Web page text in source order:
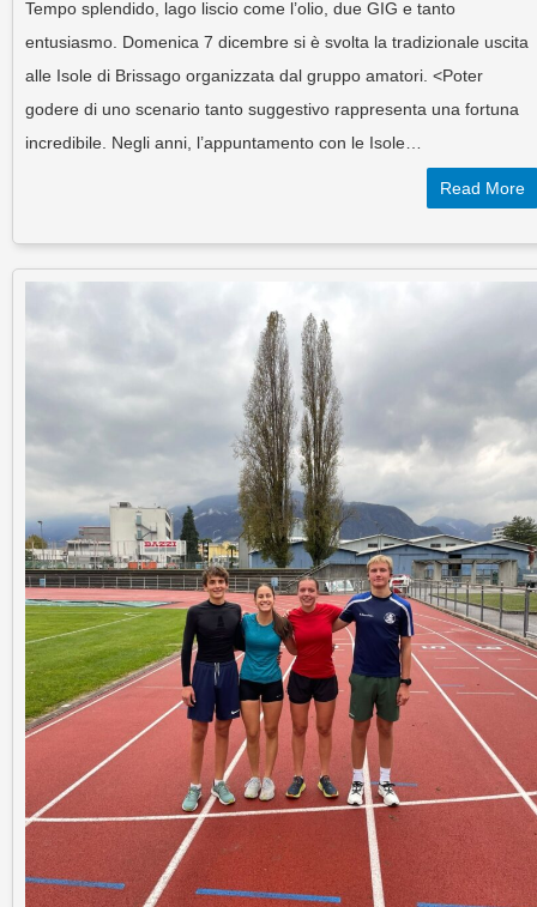
Tempo splendido, lago liscio come l’olio, due GIG e tanto
entusiasmo. Domenica 7 dicembre si è svolta la tradizionale uscita
alle Isole di Brissago organizzata dal gruppo amatori. <Poter
godere di uno scenario tanto suggestivo rappresenta una fortuna
incredibile. Negli anni, l’appuntamento con le Isole…
Read More